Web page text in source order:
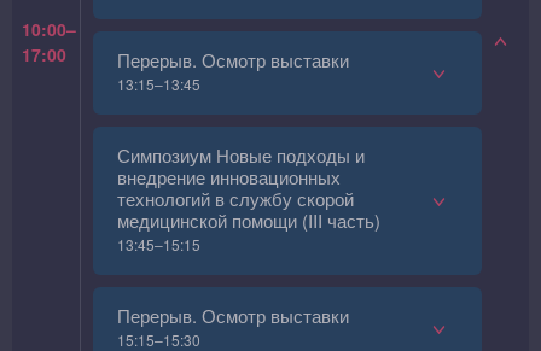
10:00–
17:00
Перерыв. Осмотр выставки
13:15–13:45
Симпозиум Новые подходы и
внедрение инновационных
технологий в службу скорой
медицинской помощи (III часть)
13:45–15:15
Перерыв. Осмотр выставки
15:15–15:30